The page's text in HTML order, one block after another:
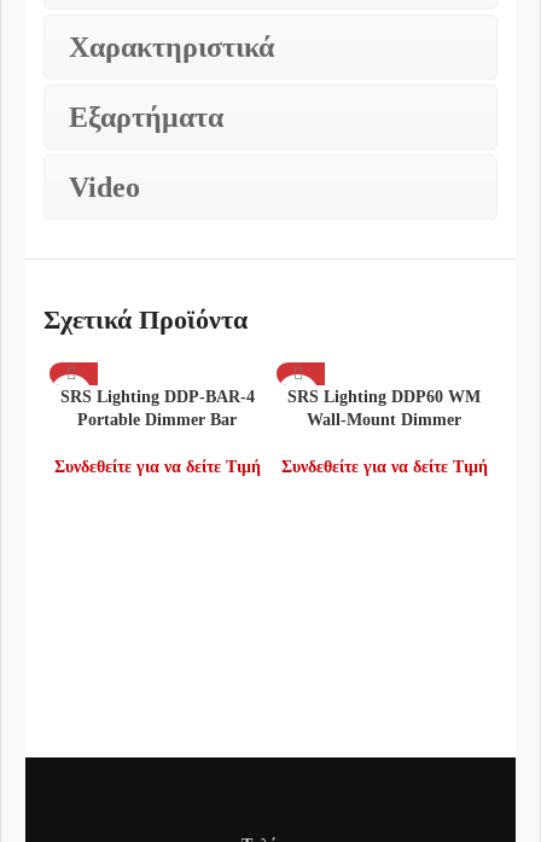
Χαρακτηριστικά
Εξαρτήματα
Video
Σχετικά Προϊόντα
SRS Lighting DDP-BAR-4
Portable Dimmer Bar
Συνδεθείτε για να δείτε Τιμή
SRS Lighting DDP60 WM
Wall-Mount Dimmer
Συνδεθείτε για να δείτε Τιμή